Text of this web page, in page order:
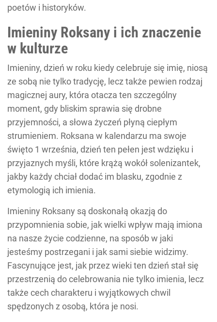
poetów i historyków.
Imieniny Roksany i ich znaczenie
w kulturze
Imieniny, dzień w roku kiedy celebruje się imię, niosą
ze sobą nie tylko tradycję, lecz także pewien rodzaj
magicznej aury, która otacza ten szczególny
moment, gdy bliskim sprawia się drobne
przyjemności, a słowa życzeń płyną ciepłym
strumieniem. Roksana w kalendarzu ma swoje
święto 1 września, dzień ten pełen jest wdzięku i
przyjaznych myśli, które krążą wokół solenizantek,
jakby każdy chciał dodać im blasku, zgodnie z
etymologią ich imienia.
Imieniny Roksany są doskonałą okazją do
przypomnienia sobie, jak wielki wpływ mają imiona
na nasze życie codzienne, na sposób w jaki
jesteśmy postrzegani i jak sami siebie widzimy.
Fascynujące jest, jak przez wieki ten dzień stał się
przestrzenią do celebrowania nie tylko imienia, lecz
także cech charakteru i wyjątkowych chwil
spędzonych z osobą, która je nosi.